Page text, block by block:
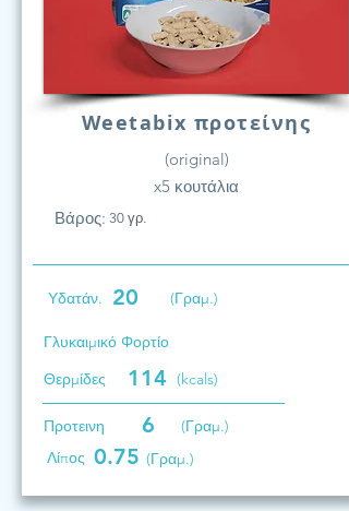
Weetabix προτείνης
(original)
x5 κουτάλια
Βάρος: 30 γρ.
Υδατάν. 20 (Γραμ.)
Γλυκαιμικό Φορτίο
Θερμίδες
114 (kcals)
Προτεινη 6
(Γραμ.)
Λίπος 0.75 (Γραμ.)